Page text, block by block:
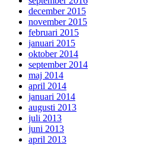
december 2015
november 2015
februari 2015
januari 2015
oktober 2014
september 2014
maj 2014
april 2014
januari 2014
augusti 2013
juli 2013
juni 2013
april 2013